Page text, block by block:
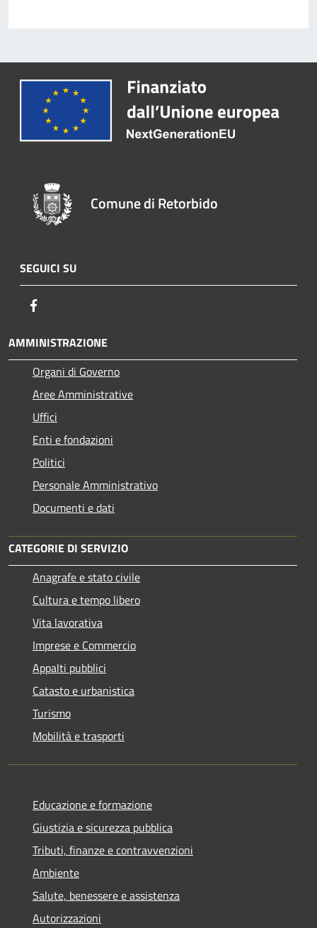
Comune di Retorbido
SEGUICI SU
AMMINISTRAZIONE
Organi di Governo
Aree Amministrative
Uffici
Enti e fondazioni
Politici
Personale Amministrativo
Documenti e dati
CATEGORIE DI SERVIZIO
Anagrafe e stato civile
Cultura e tempo libero
Vita lavorativa
Imprese e Commercio
Appalti pubblici
Catasto e urbanistica
Turismo
Mobilità e trasporti
Educazione e formazione
Giustizia e sicurezza pubblica
Tributi, finanze e contravvenzioni
Ambiente
Salute, benessere e assistenza
Autorizzazioni